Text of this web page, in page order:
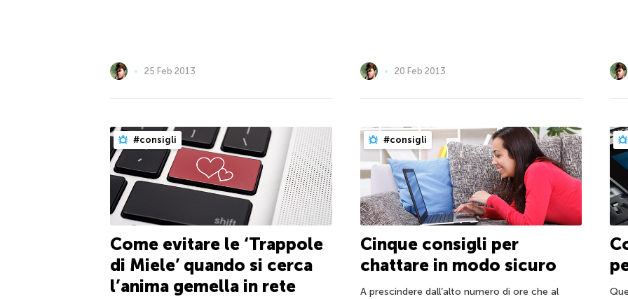
25 Feb 2013 20 Feb 2013
#consigli
Come evitare le ‘Trappole
di Miele’ quando si cerca
l’anima gemella in rete
#consigli
Cinque consigli per
chattare in modo sicuro
A prescindere dall’alto numero di ore che al